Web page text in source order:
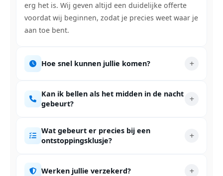
erg het is. Wij geven altijd een duidelijke offerte
voordat wij beginnen, zodat je precies weet waar je
aan toe bent.
Hoe snel kunnen jullie komen?
Kan ik bellen als het midden in de nacht
gebeurt?
Wat gebeurt er precies bij een
ontstoppingsklusje?
Werken jullie verzekerd?